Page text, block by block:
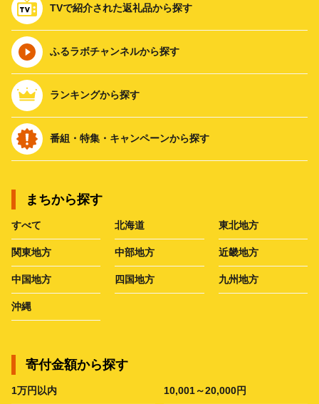
TVで紹介された返礼品から探す
ふるラボチャンネルから探す
ランキングから探す
番組・特集・キャンペーンから探す
まちから探す
すべて 北海道 東北地方
関東地方 中部地方 近畿地方
中国地方 四国地方 九州地方
沖縄
寄付金額から探す
1万円以内 10,001～20,000円